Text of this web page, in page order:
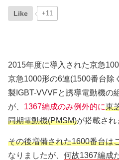
Like +11
2015年度に導入された京急
京急1000形の6連(1500番台除
製IGBT-VVVFと誘導電動機の
が、 1367編成のみ例外的に東
同期電動機(PMSM)が搭載され
その後増備された1600番台は
なりましたが、 何故1367編成